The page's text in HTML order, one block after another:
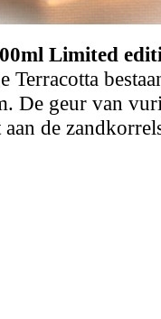
Limited
Terracotta
De geur van
aan de